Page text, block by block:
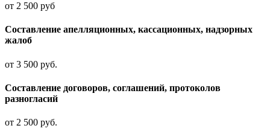
от 2 500 руб
Составление апелляционных, кассационных, надзорных
жалоб
от 3 500 руб.
Составление договоров, соглашений, протоколов
разногласий
от 2 500 руб.